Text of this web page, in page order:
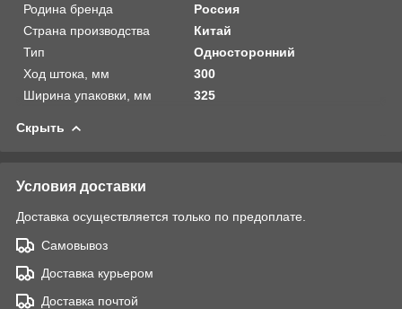
Родина бренда
Россия
Страна производства
Китай
Тип
Односторонний
Ход штока, мм
300
Ширина упаковки, мм
325
Скрыть
Условия доставки
Доставка осуществляется только по предоплате.
Самовывоз
Доставка курьером
Доставка почтой